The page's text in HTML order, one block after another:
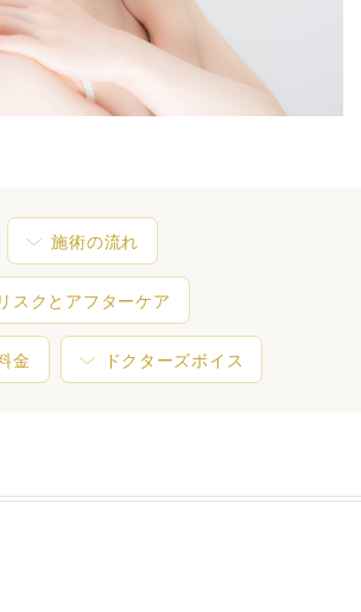
施術の流れ
スクとアフターケア
金 ドクターズボイス